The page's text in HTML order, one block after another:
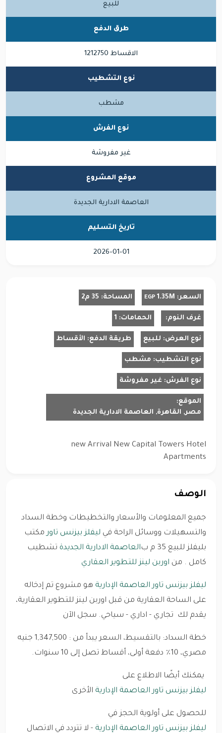
للبيع
طرق الدفع
الاقساط 1212750
نوع التشطيب
مشطب
نوع الفرش
غير مفروشة
موقع المشروع
العاصمة الادارية الجديدة
تاريخ التسليم
2026-01-01
السعر: 1.35M
EGP المساحة: 35 م2
غرف النوم: الحمامات: 1
نوع العرض: للبيع طريقة الدفع: الأقساط
نوع التشطيب: مشطب
نوع الفرش: غير مفروشة
الموقع:
مصر, القاهرة, العاصمة الادارية الجديدة
new Arrival New Capital Towers Hotel
Apartments
الوصف
جميع المعلومات والأسعار والتخطيطات وخطة السداد
والتسهيلات ووسائل الراحة في ليفلز بيزنس تاورمكتب
بليفلز للبيع 35 م ب
العاصمة الادارية الجديدة تشطيب
كامل . من اوربن لينز للتطوير العقاري
ليفلز بيزنس تاور العاصمة الإدارية هو مشروع تم إدخاله
على الساحة العقارية من قبل اوربن لينز للتطوير العقارية،
يقدم لك تجاري - اداري - سياحي. سجل الآن
خطة السداد: بالتقسيط، السعر يبدأ من : 1,347,500 جنيه
مصري، 10٪ دفعة أولى، أقساط تصل إلى 10 سنوات.
يمكنك أيضًا الاطلاع على
ليفلز بيزنس تاور العاصمة الإدارية الأخرى
للحصول على أولوية الحجز في
ليفلز بيزنس تاور العاصمة الإدارية - لا تتردد في الاتصال